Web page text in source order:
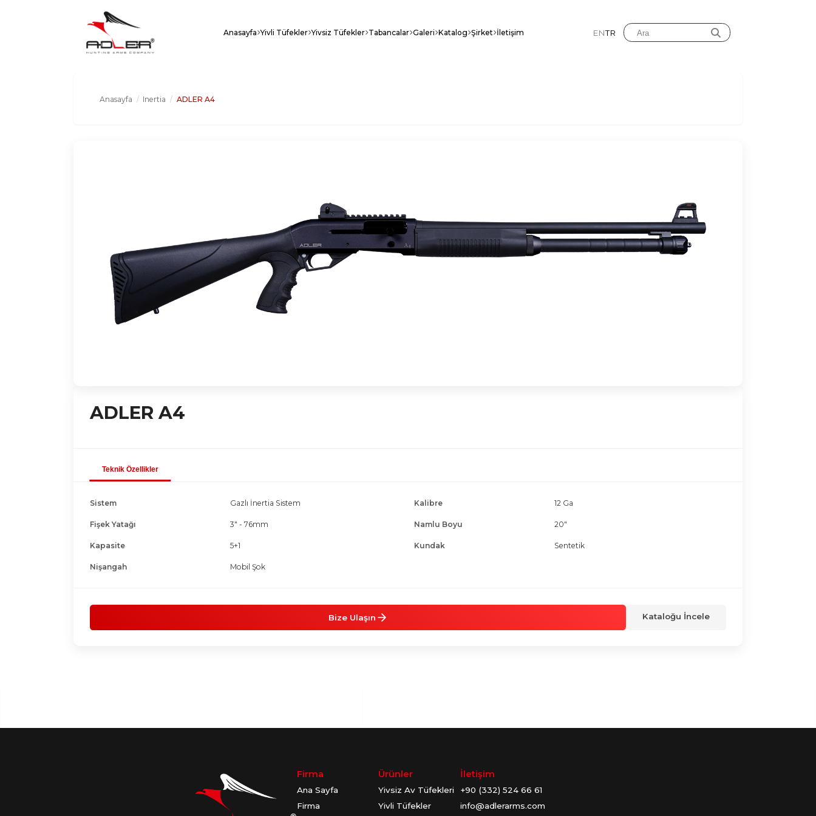
Anasayfa Yivli Tüfekler Yivsiz Tüfekler Tabancalar Galeri Katalog Şirket İletişim ENTR
Anasayfa / Inertia / ADLER A4
ADLER A4
Teknik Özellikler
Sistem Gazlı İnertia Sistem Kalibre 12 Ga
Fişek Yatağı 3" - 76mm Namlu Boyu 20"
Kapasite 5+1 Kundak Sentetik
Nişangah Mobil Şok
Bize Ulaşın Kataloğu İncele
Firma
Ana Sayfa
Firma
Ürünler
Yivsiz Av Tüfekleri
Yivli Tüfekler
İletişim
+90 (332) 524 66 61
info@adlerarms.com